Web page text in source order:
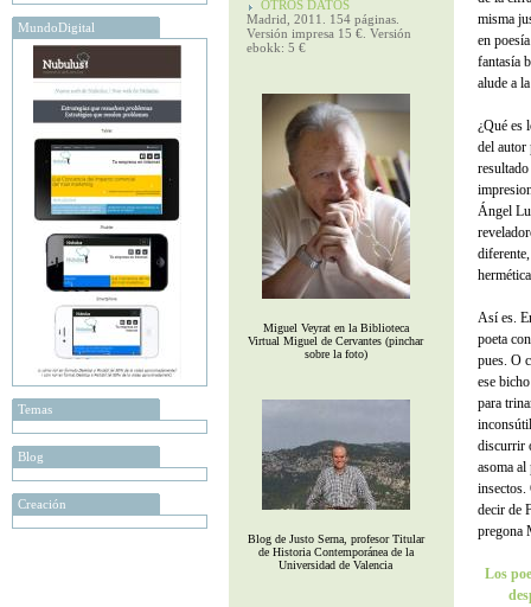
MundoDigital
Temas
Blog
Creación
OTROS DATOS
Madrid, 2011. 154 páginas.
Versión impresa 15 €. Versión
ebokk: 5 €
Miguel Veyrat en la Biblioteca
Virtual Miguel de Cervantes (pinchar
sobre la foto)
Blog de Justo Serna, profesor Titular
de Historia Contemporánea de la
Universidad de Valencia
misma
en
fantasía
alude a
¿Qué es
del autor
Ángel
Así es.
poeta
pues. O
ese
para
discurrir
asoma
insectos.
decir de
pregona
Los